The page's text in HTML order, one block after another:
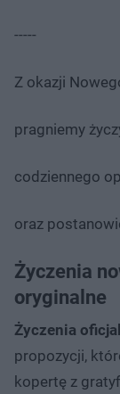
-----
Z okazji
pragniemy
codziennego
oraz
Życzenia
oryginalne
Życzenia
propozycji,
kopertę z